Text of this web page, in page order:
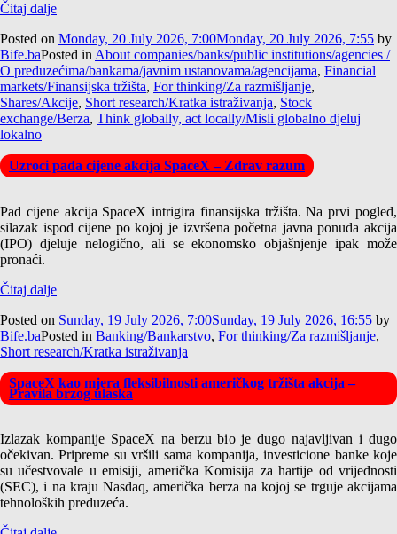
Čitaj dalje
Posted on Monday, 20 July 2026, 7:00Monday, 20 July 2026, 7:55 by
Bife.baPosted in About companies/banks/public institutions/agencies /
O preduzećima/bankama/javnim ustanovama/agencijama, Financial
markets/Finansijska tržišta, For thinking/Za razmišljanje,
Shares/Akcije, Short research/Kratka istraživanja, Stock
exchange/Berza, Think globally, act locally/Misli globalno djeluj
lokalno
Uzroci pada cijene akcija SpaceX – Zdrav razum
Pad cijene akcija SpaceX intrigira finansijska tržišta. Na prvi pogled,
silazak ispod cijene po kojoj je izvršena početna javna ponuda akcija
(IPO) djeluje nelogično, ali se ekonomsko objašnjenje ipak može
pronaći.
Čitaj dalje
Posted on Sunday, 19 July 2026, 7:00Sunday, 19 July 2026, 16:55 by
Bife.baPosted in Banking/Bankarstvo, For thinking/Za razmišljanje,
Short research/Kratka istraživanja
SpaceX kao mjera fleksibilnosti američkog tržišta akcija –
Pravila brzog ulaska
Izlazak kompanije SpaceX na berzu bio je dugo najavljivan i dugo
očekivan. Pripreme su vršili sama kompanija, investicione banke koje
su učestvovale u emisiji, američka Komisija za hartije od vrijednosti
(SEC), i na kraju Nasdaq, američka berza na kojoj se trguje akcijama
tehnoloških preduzeća.